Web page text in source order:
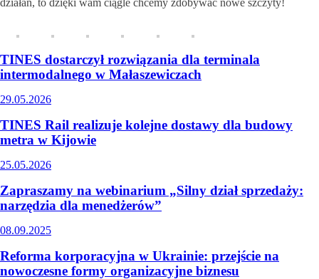
działań, to dzięki wam ciągle chcemy zdobywać nowe szczyty!
TINES dostarczył rozwiązania dla terminala
intermodalnego w Małaszewiczach
29.05.2026
TINES Rail realizuje kolejne dostawy dla budowy
metra w Kijowie
25.05.2026
Zapraszamy na webinarium „Silny dział sprzedaży:
narzędzia dla menedżerów”
08.09.2025
Reforma korporacyjna w Ukrainie: przejście na
nowoczesne formy organizacyjne biznesu